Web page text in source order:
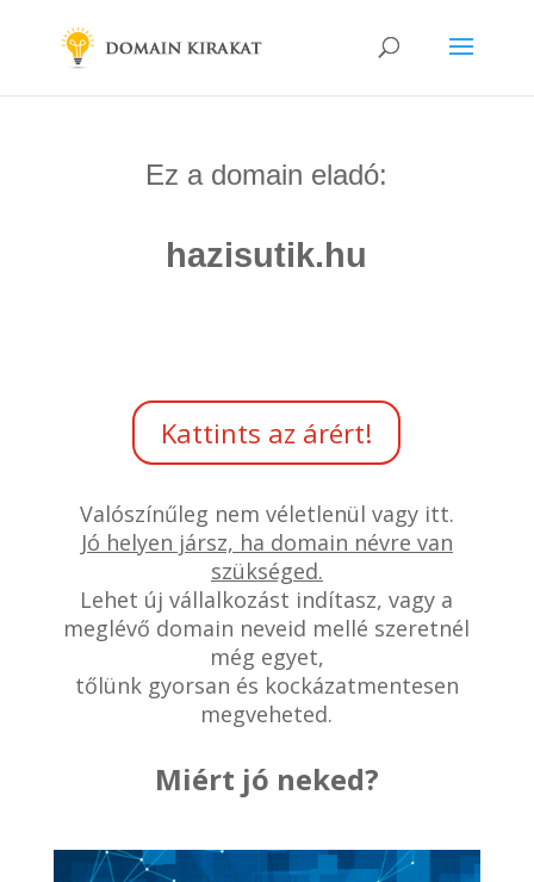
Ez a domain eladó:
hazisutik.hu
Kattints az árért!
Valószínűleg nem véletlenül vagy itt.
Jó helyen jársz, ha domain névre van
szükséged.
Lehet új vállalkozást indítasz, vagy a
meglévő domain neveid mellé szeretnél
még egyet,
tőlünk gyorsan és kockázatmentesen
megveheted.
Miért jó neked?